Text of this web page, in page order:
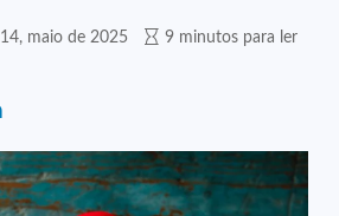
14, maio de 2025 9 minutos para ler